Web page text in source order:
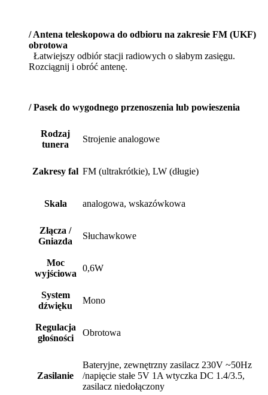
/ Antena teleskopowa do odbioru na zakresie FM (UKF)
obrotowa
Łatwiejszy odbiór stacji radiowych o słabym zasięgu.
Rozciągnij i obróć antenę.
/ Pasek do wygodnego przenoszenia lub powieszenia
Rodzaj
tunera
Strojenie analogowe
Zakresy fal FM (ultrakrótkie), LW (długie)
Skala analogowa, wskazówkowa
Złącza /
Gniazda
Słuchawkowe
Moc
wyjściowa
0,6W
System
dźwięku
Mono
Regulacja
głośności
Obrotowa
Zasilanie
Bateryjne, zewnętrzny zasilacz 230V ~50Hz
/napięcie stałe 5V 1A wtyczka DC 1.4/3.5,
zasilacz niedołączony